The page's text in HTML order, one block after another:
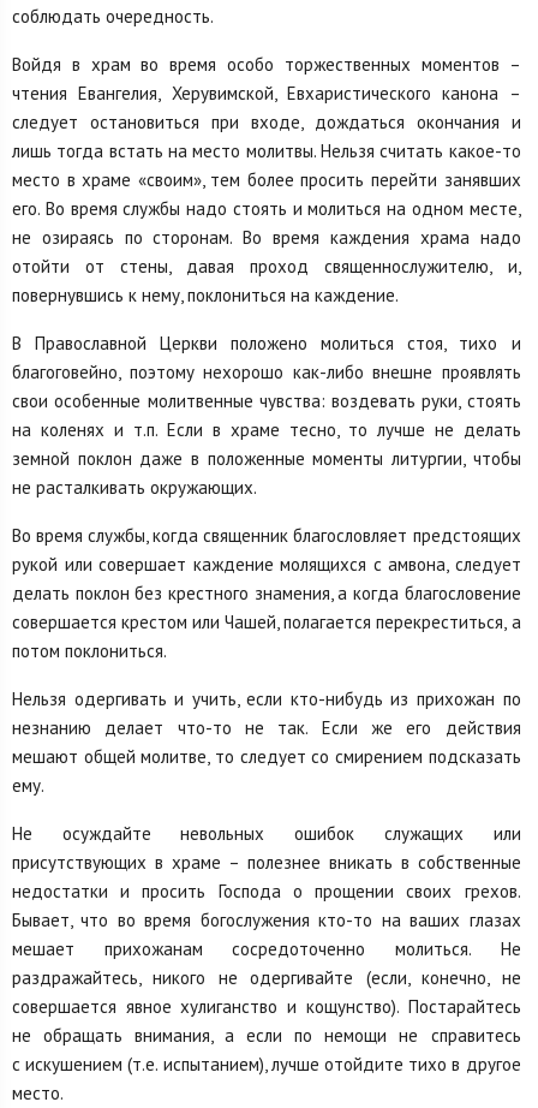
соблюдать очередность.
Войдя в храм во время особо торжественных моментов –
чтения Евангелия, Херувимской, Евхаристического канона –
следует остановиться при входе, дождаться окончания и
лишь тогда встать на место молитвы. Нельзя считать какое-то
место в храме «своим», тем более просить перейти занявших
его. Во время службы надо стоять и молиться на одном месте,
не озираясь по сторонам. Во время каждения храма надо
отойти от стены, давая проход священнослужителю, и,
повернувшись к нему, поклониться на каждение.
В Православной Церкви положено молиться стоя, тихо и
благоговейно, поэтому нехорошо как-либо внешне проявлять
свои особенные молитвенные чувства: воздевать руки, стоять
на коленях и т.п. Если в храме тесно, то лучше не делать
земной поклон даже в положенные моменты литургии, чтобы
не расталкивать окружающих.
Во время службы, когда священник благословляет предстоящих
рукой или совершает каждение молящихся с амвона, следует
делать поклон без крестного знамения, а когда благословение
совершается крестом или Чашей, полагается перекреститься, а
потом поклониться.
Нельзя одергивать и учить, если кто-нибудь из прихожан по
незнанию делает что-то не так. Если же его действия
мешают общей молитве, то следует со смирением подсказать
ему.
Не осуждайте невольных ошибок служащих или
присутствующих в храме – полезнее вникать в собственные
недостатки и просить Господа о прощении своих грехов.
Бывает, что во время богослужения кто-то на ваших глазах
мешает прихожанам сосредоточенно молиться. Не
раздражайтесь, никого не одергивайте (если, конечно, не
совершается явное хулиганство и кощунство). Постарайтесь
не обращать внимания, а если по немощи не справитесь
с искушением (т.е. испытанием), лучше отойдите тихо в другое
место.